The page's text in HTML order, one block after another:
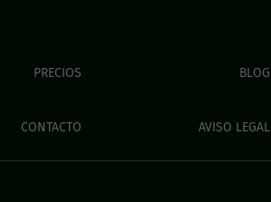
PRECIOS BLOG
CONTACTO AVISO LEGAL